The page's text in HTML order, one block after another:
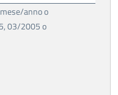
anno o
03/2005 o